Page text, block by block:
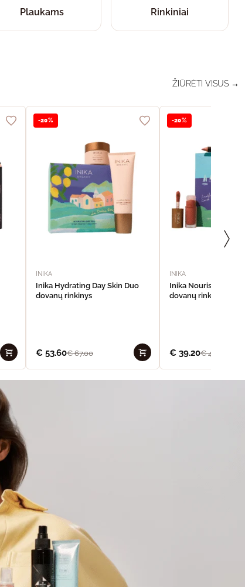
Plaukams Rinkiniai
ŽIŪRĖTI VISUS →
-20%
INIKA
Inika Hydrating Day Skin Duo
dovanų rinkinys
€ 53.60€67.00
-20%
INIKA
Inika Nourishing Lip
dovanų rinkinys
€ 39.20€49.00